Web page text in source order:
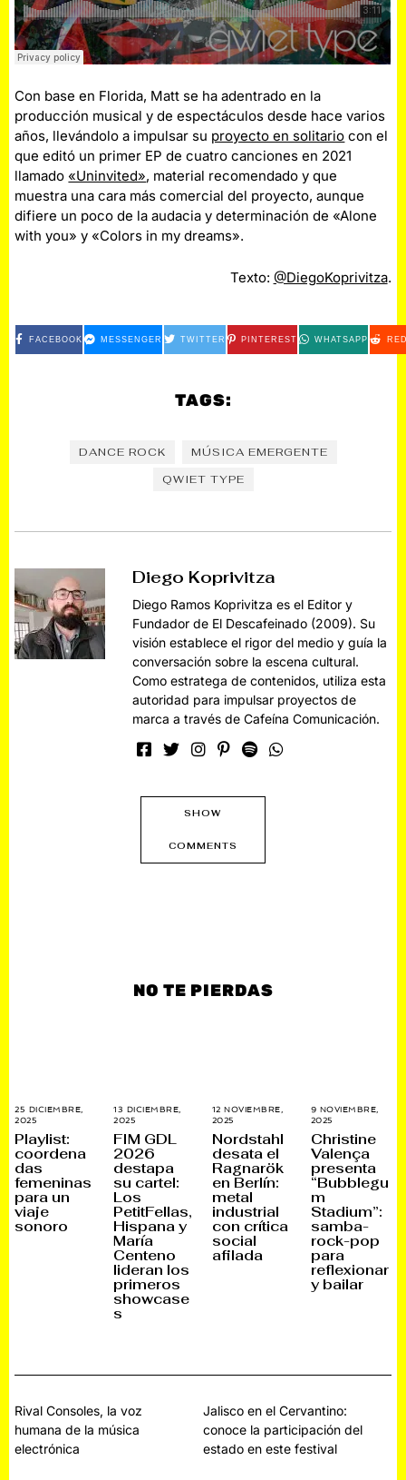
Con base en Florida, Matt se ha adentrado en la
producción musical y de espectáculos desde hace varios
años, llevándolo a impulsar su proyecto en solitario con el
que editó un primer EP de cuatro canciones en 2021
llamado «Uninvited», material recomendado y que
muestra una cara más comercial del proyecto, aunque
difiere un poco de la audacia y determinación de «Alone
with you» y «Colors in my dreams».
Texto: @DiegoKoprivitza.
FACEBOOK MESSENGER TWITTER PINTEREST WHATSAPP
TAGS:
DANCE ROCK
MÚSICA EMERGENTE
QWIET TYPE
Diego Koprivitza
Diego Ramos Koprivitza es el Editor y
Fundador de El Descafeinado (2009). Su
visión establece el rigor del medio y guía la
conversación sobre la escena cultural.
Como estratega de contenidos, utiliza esta
autoridad para impulsar proyectos de
marca a través de Cafeína Comunicación.
SHOW
COMMENTS
NO TE PIERDAS
25 DICIEMBRE,
2025
D
I
C
I
E
M
B
R
E
Playlist:
coordena
das
femeninas
para un
viaje
sonoro
13 DICIEMBRE,
2025
D
I
C
I
E
M
B
R
E
,
2
0
2
5
FIM GDL
2026
destapa
su cartel:
Los
PetitFellas,
Hispana y
María
Centeno
lideran los
primeros
showcase
s
12 NOVIEMBRE,
2025
N
O
V
I
E
M
B
R
E
,
2
0
Nordstahl
desata el
Ragnarök
en Berlín:
metal
industrial
con crítica
social
afilada
9 NOVIEMBRE,
2025
N
O
V
I
E
B
R
E
,
2
0
2
5
Christine
Valença
presenta
“Bubblegu
m
Stadium”:
samba-
rock-pop
para
reflexionar
y bailar
Navegación
de
Rival Consoles, la voz
humana de la música
electrónica
Jalisco en el Cervantino:
conoce la participación del
estado en este festival